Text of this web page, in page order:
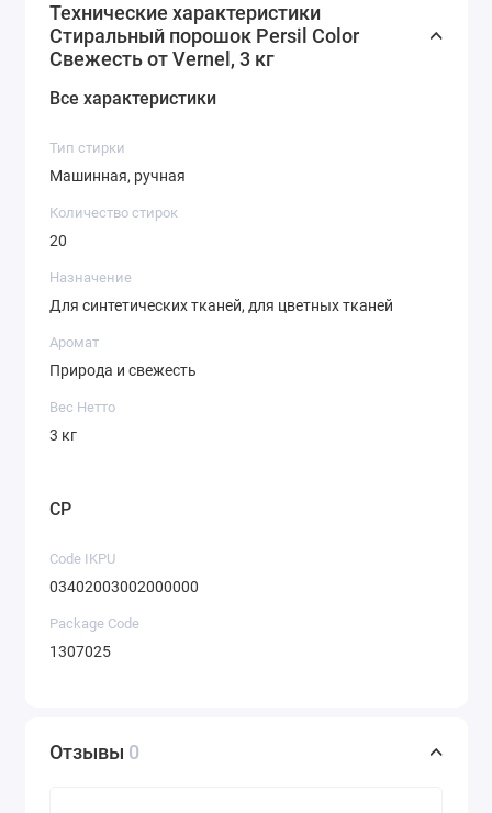
Технические характеристики
Стиральный порошок Persil Color
Свежесть от Vernel, 3 кг
Все характеристики
Тип стирки
Машинная, ручная
Количество стирок
20
Назначение
Для синтетических тканей, для цветных тканей
Аромат
Природа и свежесть
Вес Нетто
3 кг
CP
Code IKPU
03402003002000000
Package Code
1307025
Отзывы 0